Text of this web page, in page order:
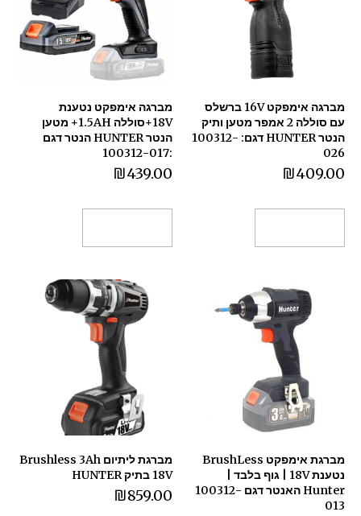
מברגה אימפקט 16V ברשלס
עם סוללה 2 אמפר מטען ותיק
הנטר HUNTER דגם: 100312-
026
₪409.00
מברגה אימפקט נטענת
18V+סוללה 1.5AH+ מטען
הנטר HUNTER הנטר דגם
:100312-017
₪439.00
מברגת אימפקט BrushLess
נטענת 18V | גוף בלבד |
Hunter האנטר דגם 100312-
013
מברגת ליתיום Brushless 3Ah
18V בתיק HUNTER
₪859.00